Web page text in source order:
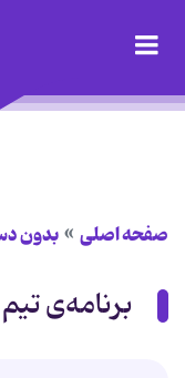
صفحه اصلی بدون
برنامه‌ی